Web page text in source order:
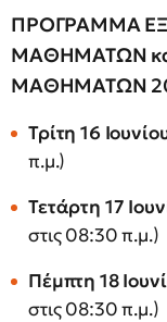
ΠΡΟΓΡΑΜΜΑ
ΜΑΘΗΜΑΤΩΝ
ΜΑΘΗΜΑΤΩΝ
Τρίτη 16
π.μ.)
Τετάρτη 17
στις 08:30 π.μ.)
Πέμπτη 18
στις 08:30 π.μ.)